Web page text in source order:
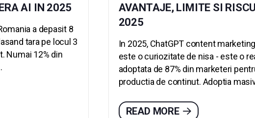
AI IN 2025
a depasit 8
tara pe locul 3
Numai 12% din
AVANTAJE, LIMITE SI
2025
In 2025, ChatGPT content
este o curiozitate de nisa - este o
adoptata de 87% din marketeri
productia de continut. Adoptia
READ MORE